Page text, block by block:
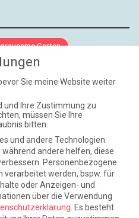
Garten
ELF
Europa im Kopf
In der Blase
Trinken. Träumen. Trösten.
WACHS!
Sie meine Website weiter
und Ihre Zustimmung zu
müssen Sie Ihre
bitten.
und andere Technologien.
während andere helfen, diese
Personenbezogene
verarbeitet werden, bspw. für
oder Anzeigen- und
über die Verwendung
Es besteht